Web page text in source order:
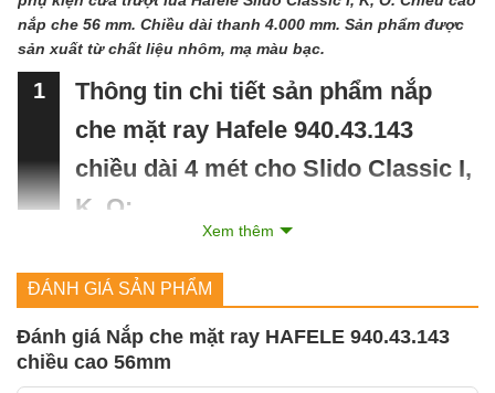
nắp che 56 mm. Chiều dài thanh 4.000 mm. Sản phẩm được
sản xuất từ chất liệu nhôm, mạ màu bạc.
Thông tin chi tiết sản phẩm nắp
che mặt ray Hafele 940.43.143
chiều dài 4 mét cho Slido Classic I,
K, O:
1
Vật liệu cấu tạo: Nhôm
Màu sắc hoàn
thiện:
Chiều cao nắp
56 mm
Xem thêm
ĐÁNH GIÁ SẢN PHẨM
Đánh giá Nắp che mặt ray HAFELE 940.43.143
chiều cao 56mm